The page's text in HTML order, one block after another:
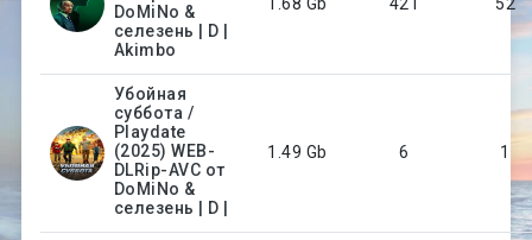
DoMiNo &
селезень | D |
Akimbo
Убойная
суббота /
Playdate
(2025) WEB-
DLRip-AVC от
DoMiNo &
селезень | D |
1.49 Gb 6 1